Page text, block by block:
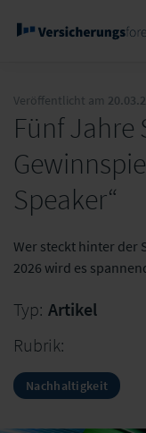
Veröffentlicht am
Fünf Jahre
Speaker“
Wer steckt hinter der
2026 wird es
Typ: Artikel
Rubrik:
Nachhaltigkeit